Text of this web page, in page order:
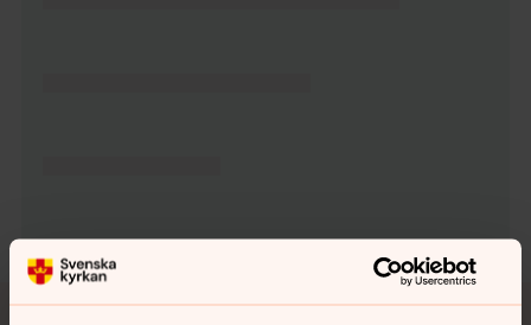
Tillbaka till toppen
Tillbaka till innehållet